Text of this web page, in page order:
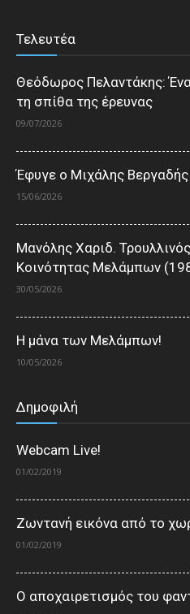
Τελευτέα
Θεόδωρος Πελαντάκης:
τη σπίθα της έρευνας
09/07/2026
Έφυγε ο Μιχάλης Βεργαδής
15/06/2026
Μανόλης Χαριδ.
Κοινότητας Μελάμπων
30/05/2026
Η μάνα των Μελάμπων!
10/05/2026
Δημοφιλή
Webcam Live!
01/02/2019
Ζωντανή εικόνα από το
01/02/2019
Ο αποχαιρετισμός του